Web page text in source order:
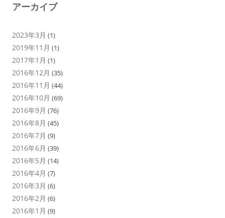
アーカイブ
2023年3月 (1)
2019年11月 (1)
2017年1月 (1)
2016年12月 (35)
2016年11月 (44)
2016年10月 (69)
2016年9月 (76)
2016年8月 (45)
2016年7月 (9)
2016年6月 (39)
2016年5月 (14)
2016年4月 (7)
2016年3月 (6)
2016年2月 (6)
2016年1月 (9)